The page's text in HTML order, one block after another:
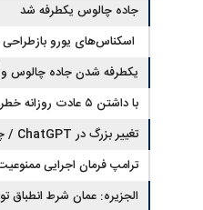
جاده چالوس یکطرفه شد
اسکناس‌های یورو
یکطرفه شدن جاده چالوس و
با داشتن ۵ عادت روزانه خطر سکته مغزی را از خود دور کنید
تغییر بزرگ در ChatGPT / چت متنی نامحدود و رایگان
ترامپ فرمان اجرایی
امضا کرد
الجزیره: عمان شرط انطباق